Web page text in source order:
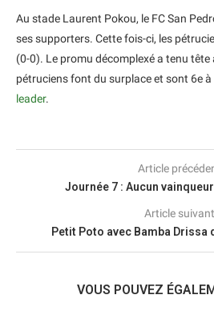
Au stade Laurent Pokou, le FC San
ses supporters. Cette fois-ci, les
(0-0). Le promu décomplexé a tenu
pétruciens font du surplace et sont 6e
leader.
Article
Journée 7 : Aucun
Article suivant
Petit Poto avec Bamba Drissa
VOUS POUVEZ